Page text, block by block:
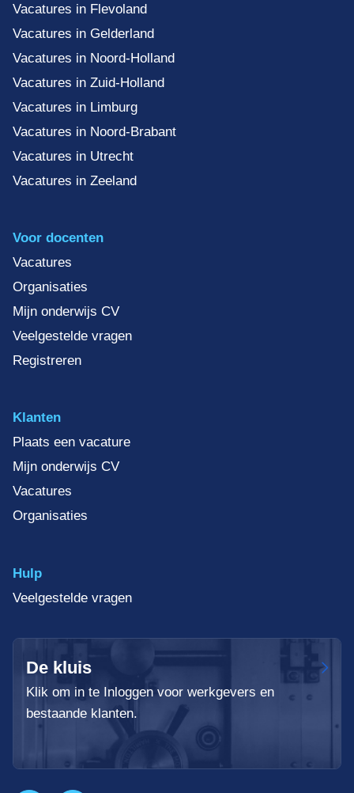
Vacatures in Flevoland
Vacatures in Gelderland
Vacatures in Noord-Holland
Vacatures in Zuid-Holland
Vacatures in Limburg
Vacatures in Noord-Brabant
Vacatures in Utrecht
Vacatures in Zeeland
Voor docenten
Vacatures
Organisaties
Mijn onderwijs CV
Veelgestelde vragen
Registreren
Klanten
Plaats een vacature
Mijn onderwijs CV
Vacatures
Organisaties
Hulp
Veelgestelde vragen
De kluis
Klik om in te Inloggen voor werkgevers en
bestaande klanten.